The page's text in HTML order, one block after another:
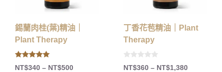
錫蘭肉桂(葉)精油｜
Plant Therapy
5.00
out of 5
NT$340 – NT$500
丁香花苞精油｜Plant
Therapy
0
oNT$360 – NT$1,380